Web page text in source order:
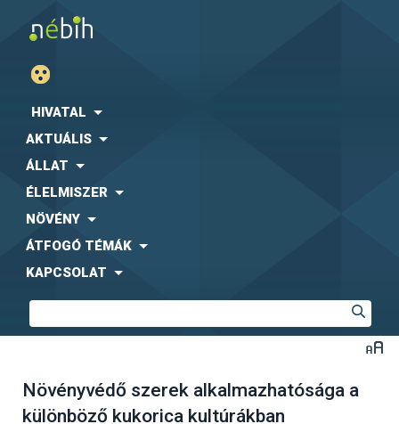
HIVATAL
AKTUÁLIS
ÁLLAT
ÉLELMISZER
NÖVÉNY
ÁTFOGÓ TÉMÁK
KAPCSOLAT
Növényvédő szerek alkalmazhatósága a
különböző kukorica kultúrákban